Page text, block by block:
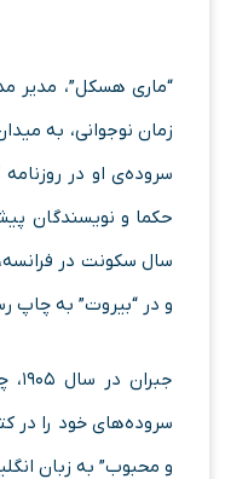
“ماری هسکل”، مدیر
زمان نوجوانی، به
سروده‌ی او در
حکما و نویسندگان
سال سکونت در
و در “بیروت” به چاپ
سروده‌های خود را در
و محبوب” به زبان